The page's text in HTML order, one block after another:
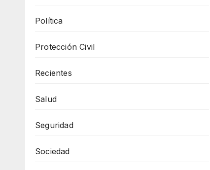
Política
Protección Civil
Recientes
Salud
Seguridad
Sociedad